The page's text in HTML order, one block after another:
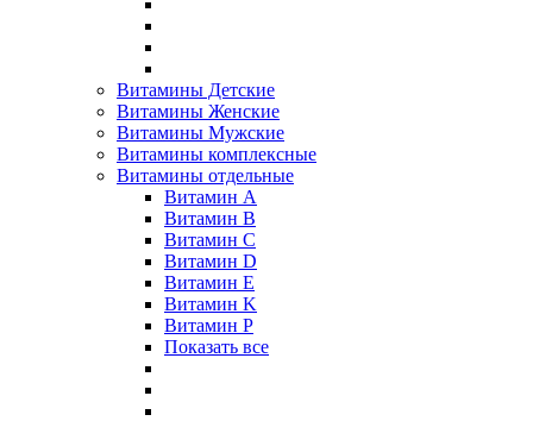
Витамины Детские
Витамины Женские
Витамины Мужские
Витамины комплексные
Витамины отдельные
Витамин A
Витамин B
Витамин C
Витамин D
Витамин E
Витамин K
Витамин P
Показать все